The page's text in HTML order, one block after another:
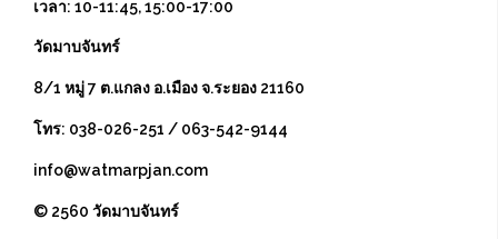
เวลา: 10-11:45, 15:00-17:00
วัดมาบจันทร์
8/1 หมู่ 7 ต.แกลง อ.เมือง จ.ระยอง 21160
โทร: 038-026-251 / 063-542-9144
info@watmarpjan.com
© 2560 วัดมาบจันทร์